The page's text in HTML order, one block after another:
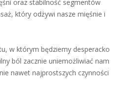
oraz stabilność segmentów
który odżywi nasze mięśnie i
w którym będziemy desperacko
ból zacznie uniemożliwiać nam
nawet najprostszych czynności